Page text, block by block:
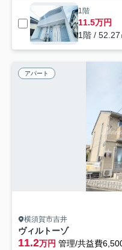
1階
11.5万円
1階 /
アパート
横須賀市吉井
ヴィルトーゾ
11.2万円 管理/共益費